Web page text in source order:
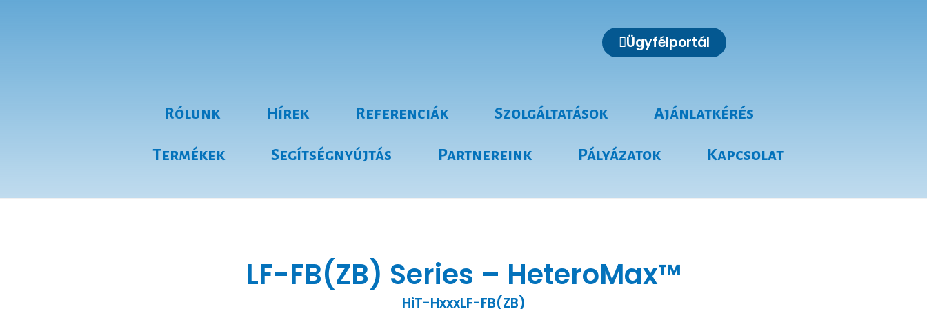
Ügyfélportál
Rólunk Hírek Referenciák Szolgáltatások Ajánlatkérés
Termékek Segítségnyújtás Partnereink Pályázatok Kapcsolat
LF-FB(ZB) Series – HeteroMax™
HiT-HxxxLF-FB(ZB)